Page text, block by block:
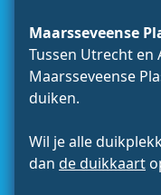
Maarsseveense
Tussen Utrecht
Maarsseveense
duiken.
Wil je alle
dan de duikkaart